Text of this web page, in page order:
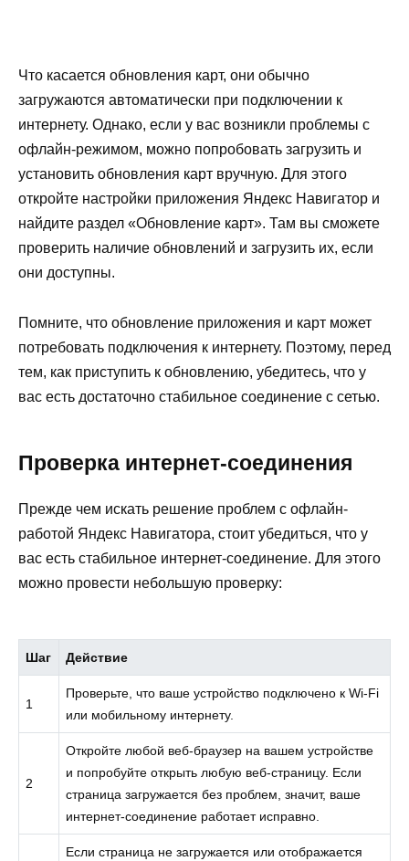
Что касается обновления карт, они обычно
загружаются автоматически при подключении к
интернету. Однако, если у вас возникли проблемы с
офлайн-режимом, можно попробовать загрузить и
установить обновления карт вручную. Для этого
откройте настройки приложения Яндекс Навигатор и
найдите раздел «Обновление карт». Там вы сможете
проверить наличие обновлений и загрузить их, если
они доступны.
Помните, что обновление приложения и карт может
потребовать подключения к интернету. Поэтому, перед
тем, как приступить к обновлению, убедитесь, что у
вас есть достаточно стабильное соединение с сетью.
Проверка интернет-соединения
Прежде чем искать решение проблем с офлайн-
работой Яндекс Навигатора, стоит убедиться, что у
вас есть стабильное интернет-соединение. Для этого
можно провести небольшую проверку:
Шаг Действие
1
Проверьте, что ваше устройство подключено к Wi-Fi
или мобильному интернету.
2
Откройте любой веб-браузер на вашем устройстве
и попробуйте открыть любую веб-страницу. Если
страница загружается без проблем, значит, ваше
интернет-соединение работает исправно.
Если страница не загружается или отображается